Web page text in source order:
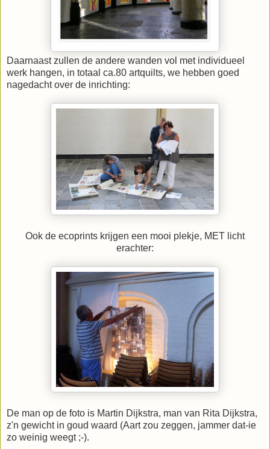
Daarnaast zullen de andere wanden vol met individueel
werk hangen, in totaal ca.80 artquilts, we hebben goed
nagedacht over de inrichting:
Ook de ecoprints krijgen een mooi plekje, MET licht
erachter:
De man op de foto is Martin Dijkstra, man van Rita Dijkstra,
z'n gewicht in goud waard (Aart zou zeggen, jammer dat-ie
zo weinig weegt ;-).